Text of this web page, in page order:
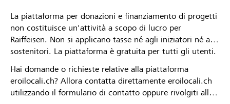
La piattaforma per donazioni e finanziamento di progetti
non costituisce un'attività a scopo di lucro per
Raiffeisen. Non si applicano tasse né agli iniziatori né ai
sostenitori. La piattaforma è gratuita per tutti gli utenti.
Hai domande o richieste relative alla piattaforma
eroilocali.ch? Allora contatta direttamente eroilocali.ch
utilizzando il formulario di contatto oppure rivolgiti alla